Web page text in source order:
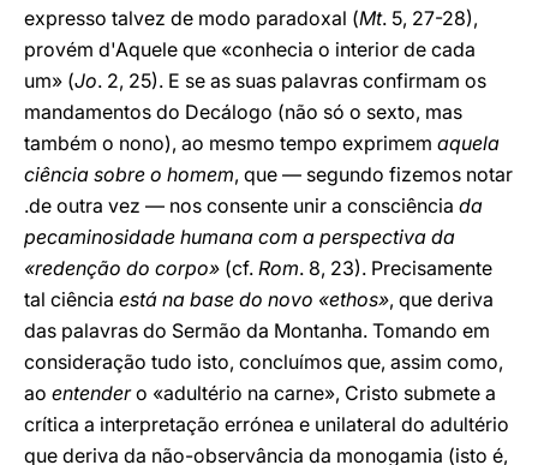
expresso talvez de modo paradoxal (Mt. 5, 27-28),
provém d'Aquele que «conhecia o interior de cada
um» (Jo. 2, 25). E se as suas palavras confirmam os
mandamentos do Decálogo (não só o sexto, mas
também o nono), ao mesmo tempo exprimem aquela
ciência sobre o homem, que — segundo fizemos notar
.de outra vez — nos consente unir a consciência da
pecaminosidade humana com a perspectiva da
«redenção do corpo» (cf. Rom. 8, 23). Precisamente
tal ciência está na base do novo «ethos», que deriva
das palavras do Sermão da Montanha. Tomando em
consideração tudo isto, concluímos que, assim como,
ao entendero «adultério na carne», Cristo submete a
crítica a interpretação errónea e unilateral do adultério
que deriva da não-observância da monogamia (isto é,